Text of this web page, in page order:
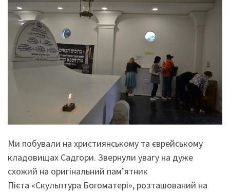
Ми побували на християнському та єврейському
кладовищах Садгори. Звернули увагу на дуже
схожий на оригінальний пам’ятник
Пієта «Скульптура Богоматері», розташований на